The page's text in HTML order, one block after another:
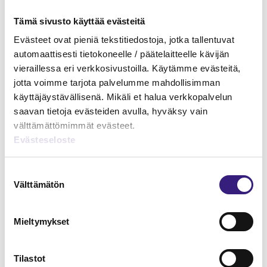
Tämä sivusto käyttää evästeitä
Evästeet ovat pieniä tekstitiedostoja, jotka tallentuvat
automaattisesti tietokoneelle / päätelaitteelle kävijän
vieraillessa eri verkkosivustoilla. Käytämme evästeitä,
jotta voimme tarjota palvelumme mahdollisimman
käyttäjäystävällisenä. Mikäli et halua verkkopalvelun
saavan tietoja evästeiden avulla, hyväksy vain
välttämättömimmät evästeet.
Evästeseloste
valinta
Välttämätön
Mieltymykset
Tilastot
MAINOS